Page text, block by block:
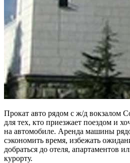
Прокат авто рядом с ж/д вокзалом
для тех, кто приезжает поездом и
на автомобиле. Аренда машины
сэкономить время, избежать
добраться до отеля, апартаментов
курорту.